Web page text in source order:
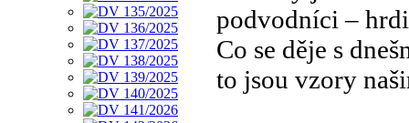
podvodníci –
Co se děje s
to jsou vzory